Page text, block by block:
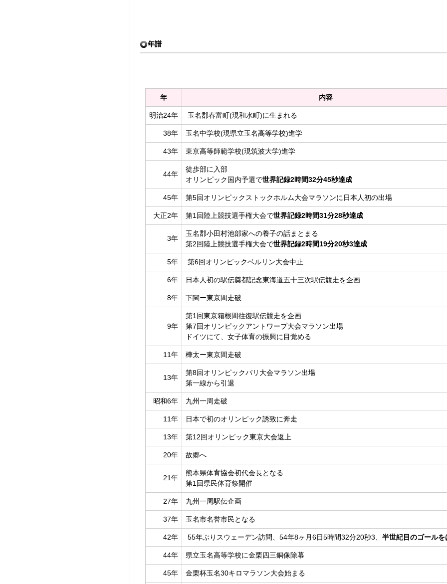
年譜
年 内容
明治24年 玉名郡春富町(現和水町)に生まれる
38年 玉名中学校(現県立玉名高等学校)進学
43年 東京高等師範学校(現筑波大学)進学
44年
徒歩部に入部
オリンピック国内予選で世界記録2時間32分45秒達成
45年 第5回オリンピックストックホルム大会マラソンに日本人初の出場
大正2年 第1回陸上競技選手権大会で世界記録2時間31分28秒達成
3年
玉名郡小田村池部家への養子の話まとまる
第2回陸上競技選手権大会で世界記録2時間19分20秒3達成
5年 第6回オリンピックベルリン大会中止
6年 日本人初の駅伝奠都記念東海道五十三次駅伝競走を企画
8年 下関ー東京間走破
9年
第1回東京箱根間往復駅伝競走を企画
第7回オリンピックアントワープ大会マラソン出場
ドイツにて、女子体育の振興に目覚める
11年 樺太ー東京間走破
13年
第8回オリンピックパリ大会マラソン出場
第一線から引退
昭和6年 九州一周走破
11年 日本で初のオリンピック誘致に奔走
13年 第12回オリンピック東京大会返上
20年 故郷へ
21年
熊本県体育協会初代会長となる
第1回県民体育祭開催
27年 九州一周駅伝企画
37年 玉名市名誉市民となる
42年 55年ぶりスウェーデン訪問、54年8ヶ月6日5時間32分20秒3、 半世紀目のゴールを
44年 県立玉名高等学校に金栗四三銅像除幕
45年 金栗杯玉名30キロマラソン大会始まる